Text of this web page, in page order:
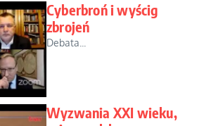
Cyberbroń i wyścig
zbrojeń
Debata...
Wyzwania XXI wieku,